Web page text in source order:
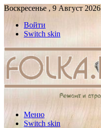
Воскресенье , 9 Август 2026
Войти
Switch skin
Меню
Switch skin